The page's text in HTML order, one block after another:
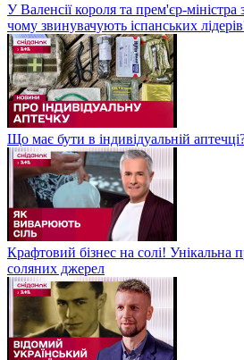
У Валенсії короля та прем'єр-
чому звинувачують іспанських
Що має бути в індивідуальній
Крафтовий бізнес на солі! Унікальна
соляних джерел